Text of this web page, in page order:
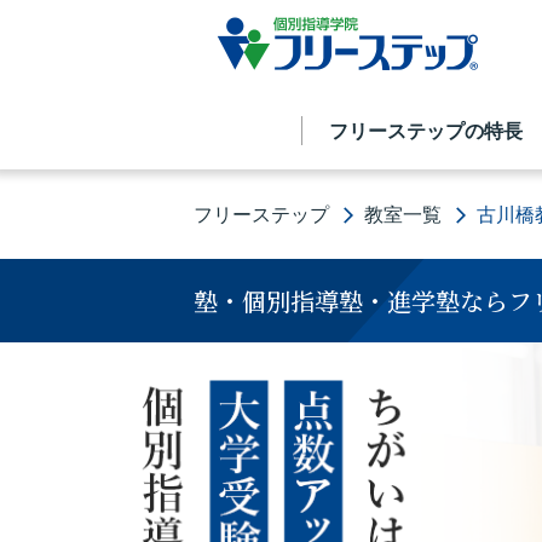
フリーステップの特長
フリーステップ 教室一覧 古川橋
塾・個別指導塾・進学塾ならフ